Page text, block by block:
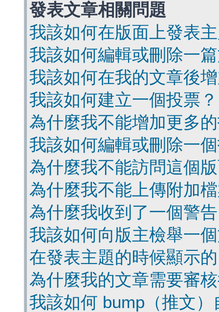
發表文章相關問題
我該如何在版面上發表
我該如何編輯或刪除一
我該如何在我的文章後
我該如何建立一個投票？
為什麼我不能增加更多
我該如何編輯或刪除一
為什麼我不能訪問這個
為什麼我不能上傳附加
為什麼我收到了一個警
我該如何向版主檢舉一
在發表主題的時候顯示
為什麼我的文章需要審
我該如何 bump（推文